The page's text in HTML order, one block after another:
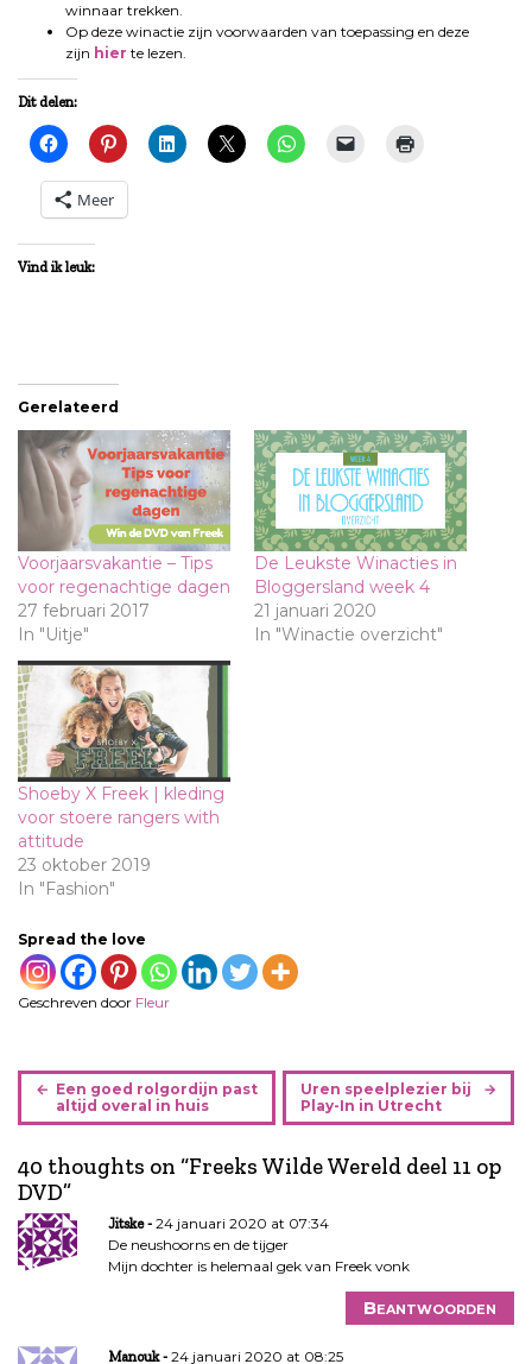
winnaar trekken.
Op deze winactie zijn voorwaarden van toepassing en deze
zijn hier te lezen.
Dit delen:
Meer
Vind ik leuk:
Gerelateerd
Voorjaarsvakantie – Tips
voor regenachtige dagen
27 februari 2017
In "Uitje"
De Leukste Winacties in
Bloggersland week 4
21 januari 2020
In "Winactie overzicht"
Shoeby X Freek | kleding
voor stoere rangers with
attitude
23 oktober 2019
In "Fashion"
Spread the love
Geschreven door Fleur
B
r
i
c
h
t
n
i
Een goed rolgordijn past
altijd overal in huis
Uren speelplezier bij
Play-In in Utrecht
40 thoughts on “Freeks Wilde Wereld deel 11 op
DVD”
Jitske
24 januari 2020 at 07:34
De neushoorns en de tijger
Mijn dochter is helemaal gek van Freek vonk
Beantwoorden
Manouk
24 januari 2020 at 08:25